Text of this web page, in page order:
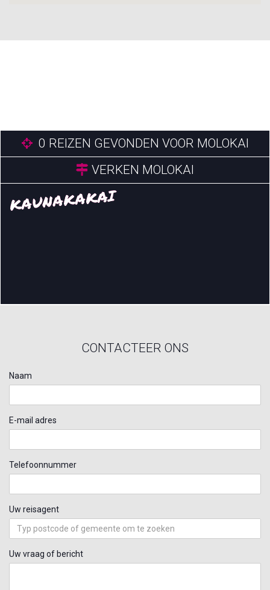
0 REIZEN GEVONDEN VOOR MOLOKAI
VERKEN MOLOKAI
KAUNAKAKAI
CONTACTEER ONS
Naam
E-mail adres
Telefoonnummer
Uw reisagent
Uw vraag of bericht